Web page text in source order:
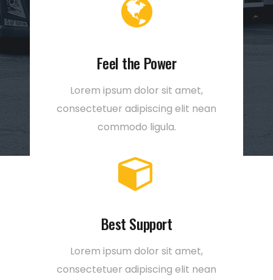
Feel the Power
Lorem ipsum dolor sit amet,
consectetuer adipiscing elit nean
commodo ligula.
Best Support
Lorem ipsum dolor sit amet,
consectetuer adipiscing elit nean